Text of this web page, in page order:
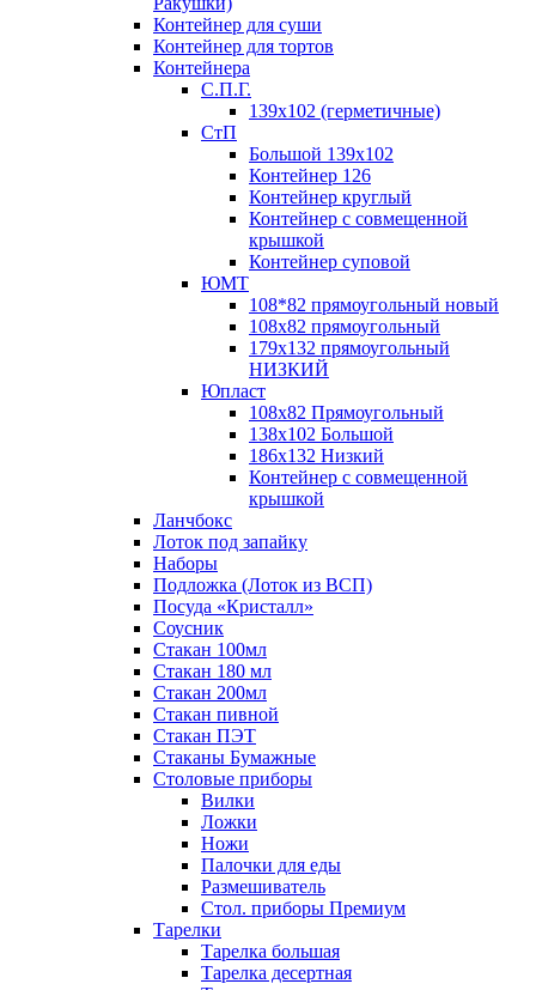
Контейнер для суши
Контейнер для тортов
Контейнера
С.П.Г.
139х102 (герметичные)
СтП
Большой 139х102
Контейнер 126
Контейнер круглый
Контейнер с совмещенной
крышкой
Контейнер суповой
ЮМТ
108*82 прямоугольный новый
108х82 прямоугольный
179х132 прямоугольный
НИЗКИЙ
Юпласт
108х82 Прямоугольный
138х102 Большой
186х132 Низкий
Контейнер с совмещенной
крышкой
Ланчбокс
Лоток под запайку
Наборы
Подложка (Лоток из ВСП)
Посуда «Кристалл»
Соусник
Стакан 100мл
Стакан 180 мл
Стакан 200мл
Стакан пивной
Стакан ПЭТ
Стаканы Бумажные
Столовые приборы
Вилки
Ложки
Ножи
Палочки для еды
Размешиватель
Стол. приборы Премиум
Тарелки
Тарелка большая
Тарелка десертная